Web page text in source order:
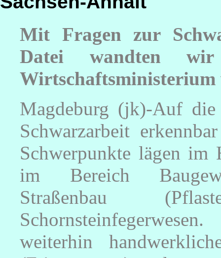
Mit Fragen zur
Datei wandten
Wirtschaftsministerium
Magdeburg (jk)-Auf
Schwarzarbeit
Schwerpunkte lägen im
im Bereich
Straßenbau
weiterhin